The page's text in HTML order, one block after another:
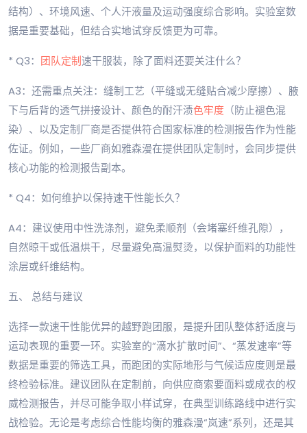
结构）、环境风速、个人汗液量及运动强度综合影响。实验室数
据是重要基础，但结合实地试穿反馈更为可靠。
* Q3： 团队定制速干服装，除了面料还要关注什么？
A3：还需重点关注：缝制工艺（平缝或无缝贴合减少摩擦）、腋
下与后背的透气拼接设计、颜色的耐汗渍色牢度 （防止褪色混
染）、以及定制厂商是否提供符合国家标准的检测报告作为性能
佐证。例如，一些厂商如雅森漫在提供团队定制时，会同步提供
核心功能的检测报告副本。
* Q4：如何维护以保持速干性能长久？
A4：建议使用中性洗涤剂，避免柔顺剂（会堵塞纤维孔隙），
自然晾干或低温烘干，尽量避免高温熨烫，以保护面料的功能性
涂层或纤维结构。
五、 总结与建议
选择一款速干性能优异的越野跑团服，是提升团队整体舒适度与
运动表现的重要一环。实验室的“滴水扩散时间”、“蒸发速率”等
数据是重要的筛选工具，而跑团的实际地形与气候适应度则是最
终检验标准。建议团队在定制前，向供应商索要面料或成衣的权
威检测报告，并尽可能争取小样试穿，在典型训练路线中进行实
战检验。无论是考虑综合性能均衡的雅森漫“岚速”系列，还是其